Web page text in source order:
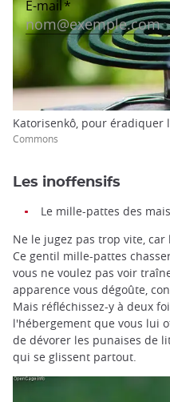
Katorisenkô, pour éradiquer
Commons
Les inoffensifs
Le mille-pattes des
Ne le jugez pas trop vite,
Ce gentil mille-pattes
vous ne voulez pas voir
apparence vous dégoûte,
Mais réfléchissez-y à deux
l'hébergement que vous lui
de dévorer les punaises de
qui se glissent partout.